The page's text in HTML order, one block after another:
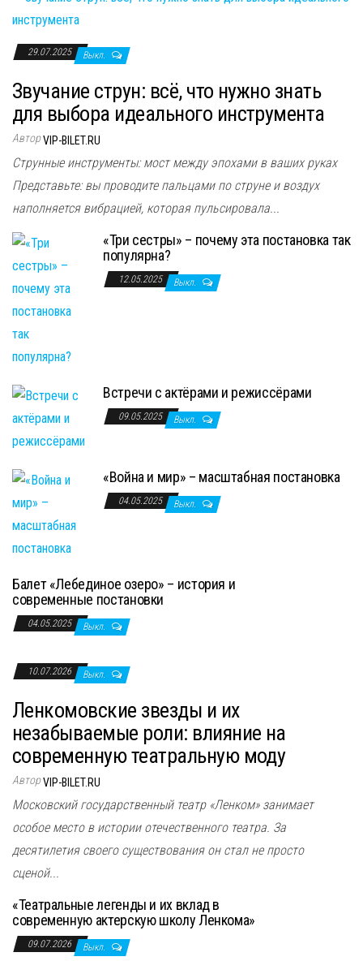
29.07.2025 Выкл.
Звучание струн: всё, что нужно знать
для выбора идеального инструмента
АвторVIP-BILET.RU
Струнные инструменты: мост между эпохами в ваших руках
Представьте: вы проводите пальцами по струне и воздух
наполняется вибрацией, которая пульсировала...
«Три сестры» – почему эта постановка так
популярна?
12.05.2025 Выкл.
Встречи с актёрами и режиссёрами
09.05.2025 Выкл.
«Война и мир» – масштабная постановка
04.05.2025 Выкл.
Балет «Лебединое озеро» – история и
современные постановки
04.05.2025 Выкл.
10.07.2026 Выкл.
Ленкомовские звезды и их
незабываемые роли: влияние на
современную театральную моду
АвторVIP-BILET.RU
Московский государственный театр «Ленком» занимает
особое место в истории отечественного театра. За
десятилетия своего существования он стал не просто
сценой...
«Театральные легенды и их вклад в
современную актерскую школу Ленкома»
09.07.2026 Выкл.